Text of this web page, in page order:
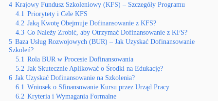
4 Krajowy Fundusz Szkoleniowy (KFS) – Szczegóły Programu
4.1 Priorytety i Cele KFS
4.2 Jaką Kwotę Obejmuje Dofinansowanie z KFS?
4.3 Co Należy Zrobić, aby Otrzymać Dofinansowanie z KFS?
5 Baza Usług Rozwojowych (BUR) – Jak Uzyskać Dofinansowanie
Szkoleń?
5.1 Rola BUR w Procesie Dofinansowania
5.2 Jak Skutecznie Aplikować o Środki na Edukację?
6 Jak Uzyskać Dofinansowanie na Szkolenia?
6.1 Wniosek o Sfinansowanie Kursu przez Urząd Pracy
6.2 Kryteria i Wymagania Formalne